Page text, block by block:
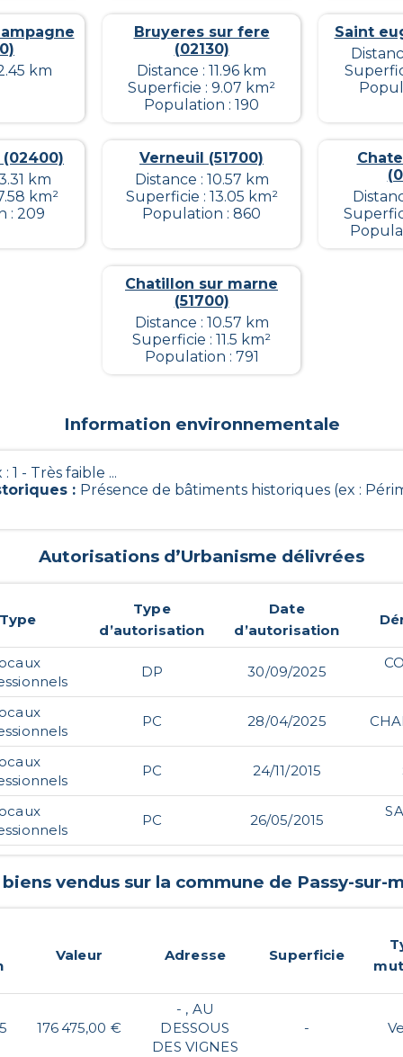
km
Bruyeres sur fere
(02130)
Distance : 11.96 km
Superficie : 9.07 km²
Population : 190
Saint
km
km²
: 209
Verneuil (51700)
Distance : 10.57 km
Superficie : 13.05 km²
Population : 860
Chatillon sur marne
(51700)
Distance : 10.57 km
Superficie : 11.5 km²
Population : 791
Information environnementale
: 1 - Très faible ...
: Présence de bâtiments historiques (ex :
Autorisations d’Urbanisme délivrées
Type
d’autorisation
Date
d’autorisation
DP 30/09/2025
PC 28/04/2025
PC 24/11/2015
PC 26/05/2015
vendus sur la commune de Passy-sur-
Valeur Adresse Superficie
176 475,00 €
- , AU
DESSOUS
DES VIGNES
-